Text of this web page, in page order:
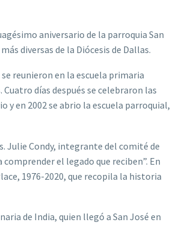
aniversario de la parroquia San
diversas de la Diócesis de Dallas.
reunieron en la escuela primaria
días después se celebraron las
y en 2002 se abrio la escuela parroquial,
Julie Condy, integrante del comité de
el legado que reciben”. En
1976-2020, que recopila la historia
de India, quien llegó a San José en